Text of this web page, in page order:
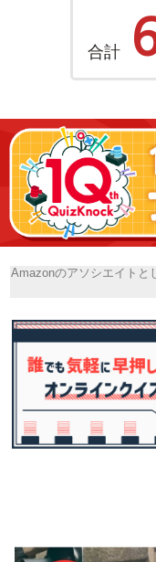
合計
Amazonのアソシエイトと